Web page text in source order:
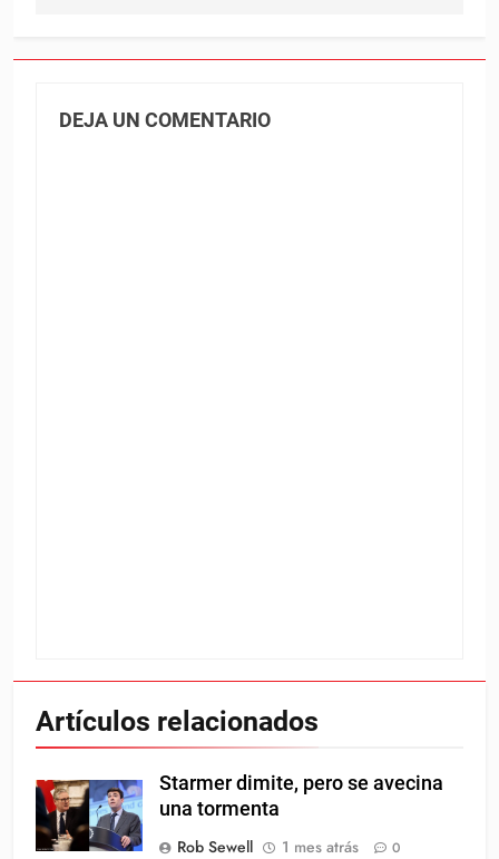
DEJA UN COMENTARIO
Artículos relacionados
Starmer dimite, pero se avecina
una tormenta
Rob Sewell
1 mes atrás 0